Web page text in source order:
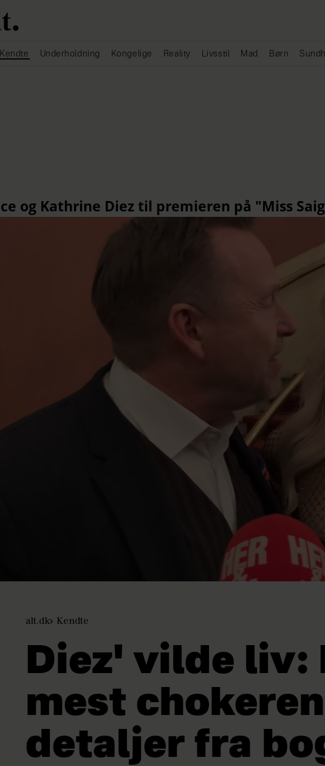
Kendte Underholdning Kongelige Reality Livsstil Mad Børn
alt.dk Kendte
Diez' vilde liv:
mest
detaljer fra